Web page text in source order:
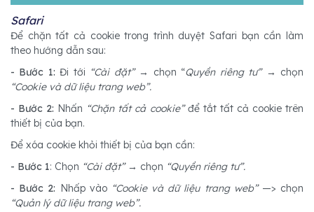
Safari
Để chặn tất cả cookie trong trình duyệt Safari bạn cần làm
theo hướng dẫn sau:
- Bước 1: Đi tới “Cài đặt”→ chọn “Quyền riêng tư”→ chọn
“Cookie và dữ liệu trang web”.
- Bước 2: Nhấn “Chặn tất cả cookie”để tắt tất cả cookie trên
thiết bị của bạn.
Để xóa cookie khỏi thiết bị của bạn cần:
- Bước 1: Chọn “Cài đặt”→ chọn “Quyền riêng tư”.
- Bước 2: Nhấp vào“Cookie và dữ liệu trang web”—> chọn
“Quản lý dữ liệu trang web”.